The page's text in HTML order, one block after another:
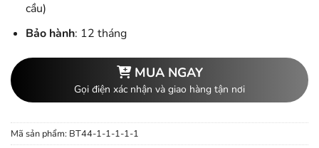
cầu)
Bảo hành: 12 tháng
MUA NGAY
Gọi điện xác nhận và giao hàng tận nơi
Mã sản phẩm: BT44-1-1-1-1-1